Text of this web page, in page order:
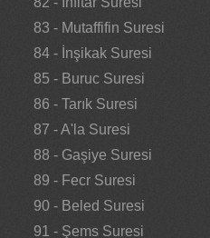
83 - Mutaffifin Suresi
84 - İnşikak Suresi
85 - Buruc Suresi
86 - Tarık Suresi
87 - A'la Suresi
88 - Gaşiye Suresi
89 - Fecr Suresi
90 - Beled Suresi
91 - Şems Suresi